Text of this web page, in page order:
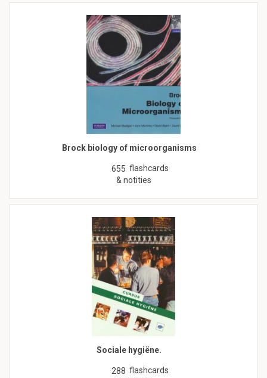
Brock biology of microorganisms
655 flashcards
& notities
Sociale hygiëne.
288 flashcards